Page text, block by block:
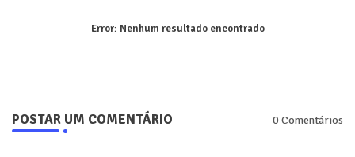
Error: Nenhum resultado encontrado
POSTAR UM COMENTÁRIO 0 Comentários